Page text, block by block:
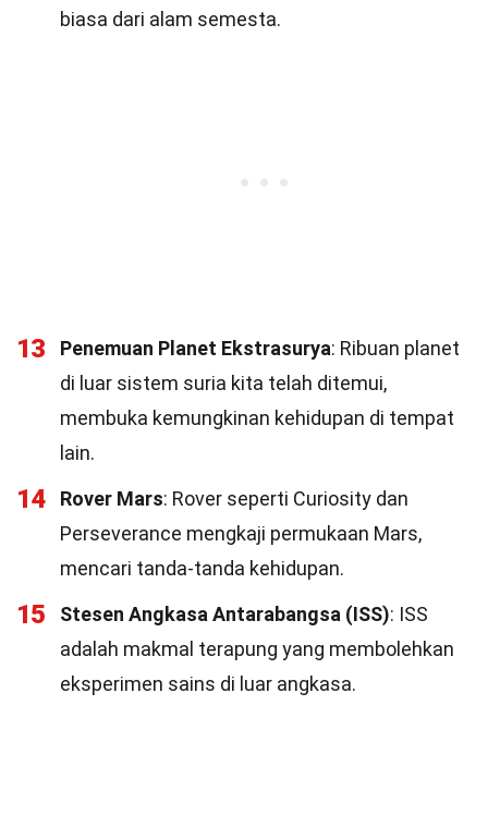
biasa dari alam semesta.
13 Penemuan Planet Ekstrasurya: Ribuan planet
di luar sistem suria kita telah ditemui,
membuka kemungkinan kehidupan di tempat
lain.
14 Rover Mars: Rover seperti Curiosity dan
Perseverance mengkaji permukaan Mars,
mencari tanda-tanda kehidupan.
15 Stesen Angkasa Antarabangsa (ISS): ISS
adalah makmal terapung yang membolehkan
eksperimen sains di luar angkasa.